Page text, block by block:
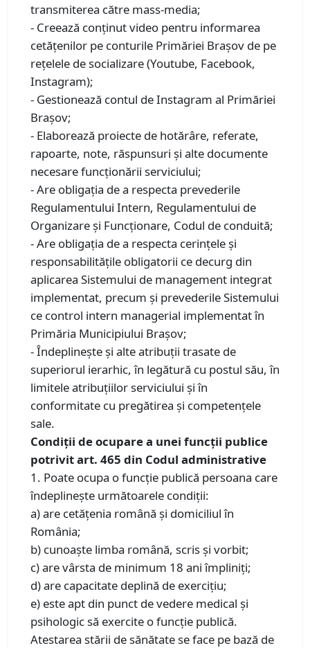
transmiterea către mass-media;
- Creează conținut video pentru informarea
cetățenilor pe conturile Primăriei Brașov de pe
rețelele de socializare (Youtube, Facebook,
Instagram);
- Gestionează contul de Instagram al Primăriei
Brașov;
- Elaborează proiecte de hotărâre, referate,
rapoarte, note, răspunsuri și alte documente
necesare funcționării serviciului;
- Are obligația de a respecta prevederile
Regulamentului Intern, Regulamentului de
Organizare și Funcționare, Codul de conduită;
- Are obligația de a respecta cerințele și
responsabilitățile obligatorii ce decurg din
aplicarea Sistemului de management integrat
implementat, precum și prevederile Sistemului
ce control intern managerial implementat în
Primăria Municipiului Brașov;
- Îndeplinește și alte atribuții trasate de
superiorul ierarhic, în legătură cu postul său, în
limitele atribuțiilor serviciului și în
conformitate cu pregătirea și competențele
sale.
Condiții de ocupare a unei funcții publice
potrivit art. 465 din Codul administrative
1. Poate ocupa o funcţie publică persoana care
îndeplineşte următoarele condiţii:
a) are cetăţenia română şi domiciliul în
România;
b) cunoaşte limba română, scris şi vorbit;
c) are vârsta de minimum 18 ani împliniţi;
d) are capacitate deplină de exerciţiu;
e) este apt din punct de vedere medical şi
psihologic să exercite o funcţie publică.
Atestarea stării de sănătate se face pe bază de